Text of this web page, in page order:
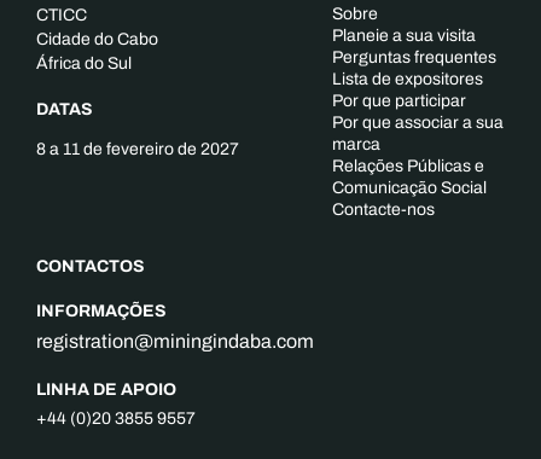
CTICC
Cidade do Cabo
África do Sul
DATAS
8 a 11 de fevereiro de 2027
CONTACTOS
INFORMAÇÕES
registration@miningindaba.com
LINHA DE APOIO
+44 (0)20 3855 9557
Sobre
Planeie a sua visita
Perguntas frequentes
Lista de expositores
Por que participar
Por que associar a sua
marca
Relações Públicas e
Comunicação Social
Contacte-nos